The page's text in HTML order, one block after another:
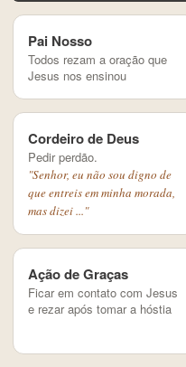
Pai Nosso
Todos rezam a oração que
Jesus nos ensinou
Cordeiro de Deus
Pedir perdão.
"Senhor, eu não sou digno de
que entreis em minha morada,
mas dizei ..."
Ação de Graças
Ficar em contato com Jesus
e rezar após tomar a hóstia